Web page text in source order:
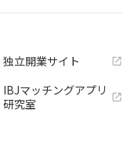
独立開業サイト
IBJマッチングアプリ
研究室